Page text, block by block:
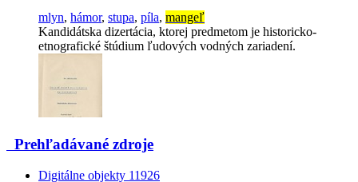
mlyn, hámor, stupa, píla, mangeľ
Kandidátska dizertácia, ktorej predmetom je historicko-
etnografické štúdium ľudových vodných zariadení.
Prehľadávané zdroje
Digitálne objekty 11926